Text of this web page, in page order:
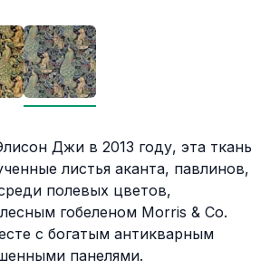
Джи в 2013 году, эта ткань
листья аканта, павлинов,
полевых цветов,
гобеленом Morris & Co.
с богатым антикварным
панелями.